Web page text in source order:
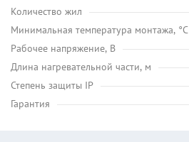
Количество жил
Минимальная температура монтажа, °C
Рабочее напряжение, В
Длина нагревательной части, м
Степень защиты IP
Гарантия